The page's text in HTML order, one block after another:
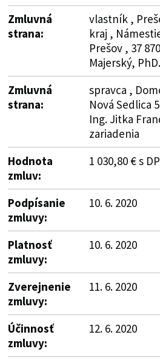
Zmluvná
strana:
vlastník ,
kraj ,
Prešov , 37
Majerský,
Zmluvná
strana:
spravca ,
Nová Sedlica
Ing. Jitka
zariadenia
Hodnota
zmluv:
1 030,80 € s
Podpísanie
zmluvy:
10. 6. 2020
Platnosť
zmluvy:
10. 6. 2020
Zverejnenie
zmluvy:
11. 6. 2020
Účinnosť
zmluvy:
12. 6. 2020